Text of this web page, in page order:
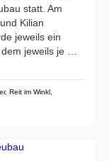
statt. Am
Kilian
jeweils ein
jeweils je …
, Reit im Winkl